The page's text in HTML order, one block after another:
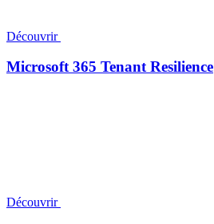
Découvrir
Microsoft 365 Tenant Resilience
Découvrir